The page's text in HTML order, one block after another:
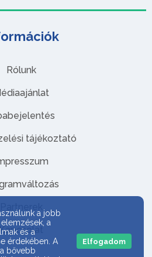
Rólunk
tájékoztató
Partnerek
Kapcsolat
a jobb
a
és a
érdekében. A
bővebb
Elfogadom